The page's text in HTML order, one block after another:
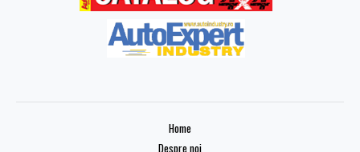
Home
Despre noi